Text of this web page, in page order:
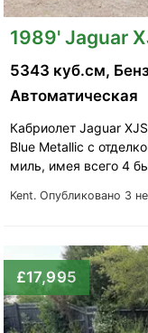
1989' Jaguar
Kent. Опубликовано 3
5343 куб.см,
Автоматическая
Кабриолет Jaguar
Blue Metallic с
миль, имея всего 4
£17,995